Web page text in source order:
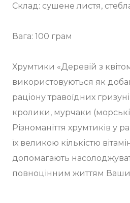
Склад: сушене листя,
Вага: 100 грам
Хрумтики «Деревій з
використовуються як
раціону травоїдних
кролики, мурчаки
Різноманіття хрумтиків у
їх великою кількістю
допомагають
повноцінним життям